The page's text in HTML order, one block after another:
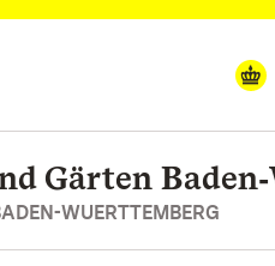
Gärten
WUERTTEMBERG